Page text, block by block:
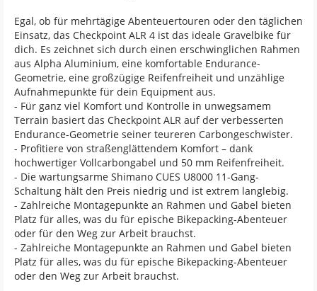
Egal, ob für mehrtägige Abenteuertouren oder den täglichen
Einsatz, das Checkpoint ALR 4 ist das ideale Gravelbike für
dich. Es zeichnet sich durch einen erschwinglichen Rahmen
aus Alpha Aluminium, eine komfortable Endurance-
Geometrie, eine großzügige Reifenfreiheit und unzählige
Aufnahmepunkte für dein Equipment aus.
- Für ganz viel Komfort und Kontrolle in unwegsamem
Terrain basiert das Checkpoint ALR auf der verbesserten
Endurance-Geometrie seiner teureren Carbongeschwister.
- Profitiere von straßenglättendem Komfort – dank
hochwertiger Vollcarbongabel und 50 mm Reifenfreiheit.
- Die wartungsarme Shimano CUES U8000 11-Gang-
Schaltung hält den Preis niedrig und ist extrem langlebig.
- Zahlreiche Montagepunkte an Rahmen und Gabel bieten
Platz für alles, was du für epische Bikepacking-Abenteuer
oder für den Weg zur Arbeit brauchst.
- Zahlreiche Montagepunkte an Rahmen und Gabel bieten
Platz für alles, was du für epische Bikepacking-Abenteuer
oder den Weg zur Arbeit brauchst.